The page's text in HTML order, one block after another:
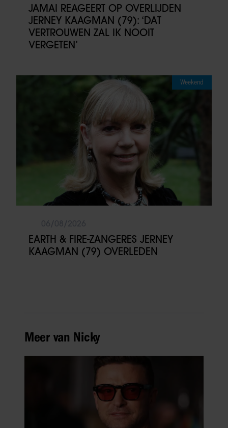
JAMAI REAGEERT OP OVERLIJDEN
JERNEY KAAGMAN (79): ‘DAT
VERTROUWEN ZAL IK NOOIT
VERGETEN’
Weekend
EARTH & FIRE-ZANGERES JERNEY
KAAGMAN (79) OVERLEDEN
Meer van Nicky